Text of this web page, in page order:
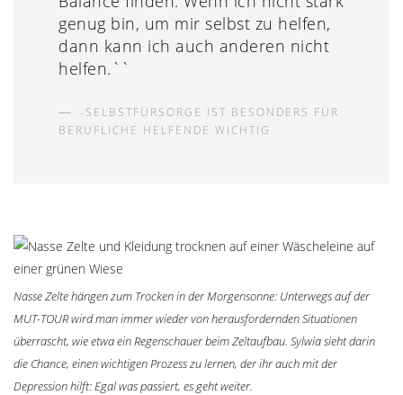
genug bin, um mir selbst zu helfen,
dann kann ich auch anderen nicht
helfen.``
SELBSTFÜRSORGE IST BESONDERS FÜR
BERUFLICHE HELFENDE WICHTIG
Nasse Zelte hängen zum Trocken in der Morgensonne: Unterwegs auf der
MUT-TOUR wird man immer wieder von herausfordernden Situationen
überrascht, wie etwa ein Regenschauer beim Zeltaufbau. Sylwia sieht darin
die Chance, einen wichtigen Prozess zu lernen, der ihr auch mit der
Depression hilft: Egal was passiert, es geht weiter.